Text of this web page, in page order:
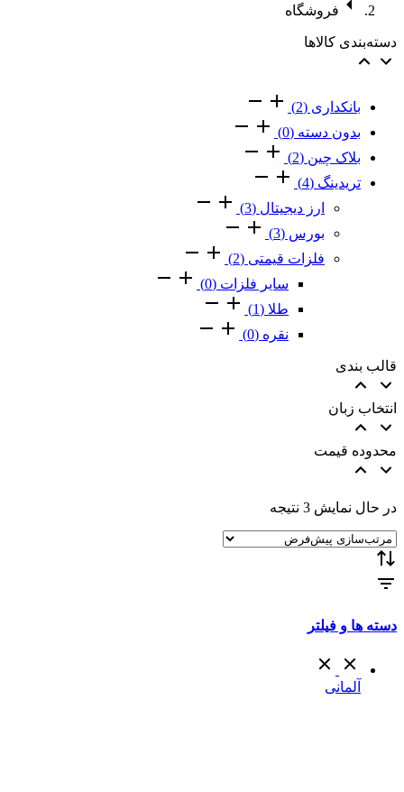
فروشگاه
دسته‌بندی کالاها
بانکداری (2)
بدون دسته‌ (0)
بلاک چین (2)
تریدینگ (4)
ارز دیجیتال (3)
بورس (3)
فلزات قیمتی (2)
سایر فلزات (0)
طلا (1)
نقره (0)
قالب بندی
انتخاب زبان
محدوده قیمت
در حال نمایش 3 نتیجه
دسته ها و فیلتر
آلمانی